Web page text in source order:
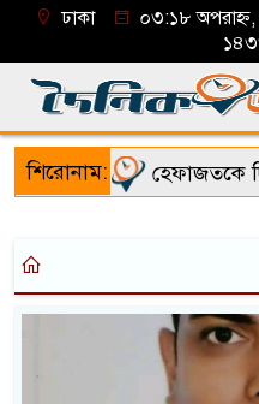
ঢাকা
০৩:১৮ অপরাহ্ন,
শিরোনাম:হেফাজতকে দিয়ে কি